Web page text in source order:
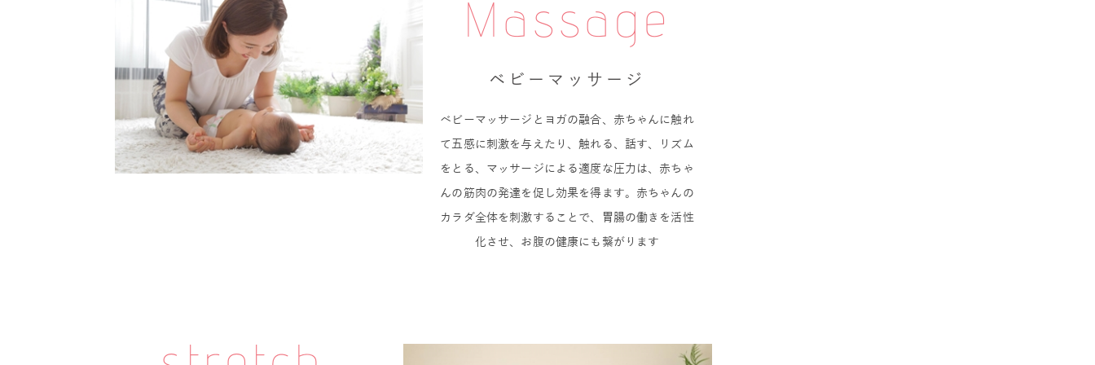
Massage
ベビーマッサージ
ベビーマッサージとヨガの融合、赤ちゃんに触れ
て五感に刺激を与えたり、触れる、話す、リズム
をとる、マッサージによる適度な圧力は、赤ちゃ
んの筋肉の発達を促し効果を得ます。赤ちゃんの
カラダ全体を刺激することで、胃腸の働きを活性
化させ、お腹の健康にも繋がります